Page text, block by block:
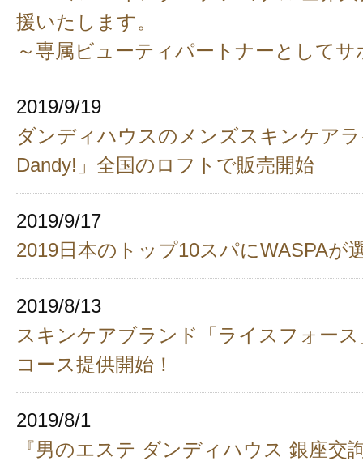
援いたします。
～専属ビューティパートナーとしてサ
2019/9/19
ダンディハウスのメンズスキンケア
Dandy!」全国のロフトで販売開始
2019/9/17
2019日本のトップ10スパにWASPAが
2019/8/13
スキンケアブランド「ライスフォー
コース提供開始！
2019/8/1
『男のエステ ダンディハウス 銀座交